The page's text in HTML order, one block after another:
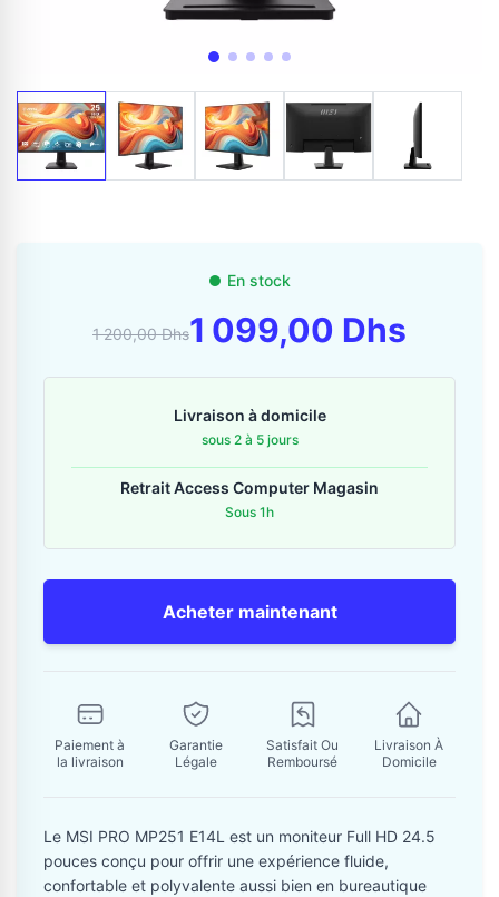
06 37 08 07 06
06 36 88 27 81
Envoyer un message
En stock
1 200,00 Dhs1 099,00 Dhs
Livraison à domicile
sous 2 à 5 jours
Retrait Access Computer Magasin
Sous 1h
Acheter maintenant
Paiement à
la livraison
Garantie
Légale
Satisfait Ou
Remboursé
Livraison À
Domicile
Le MSI PRO MP251 E14L est un moniteur Full HD 24.5
pouces conçu pour offrir une expérience fluide,
confortable et polyvalente aussi bien en bureautique